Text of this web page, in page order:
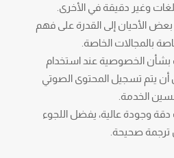
وغير دقيقة في الأخرى.
الأحيان إلى القدرة على فهم
بالمجالات الخاصة.
الخصوصية عند استخدام
يتم تسجيل المحتوى الصوتي
الخدمة.
دقة وجودة عالية، يفضل اللجوء
ترجمة صحيحة.